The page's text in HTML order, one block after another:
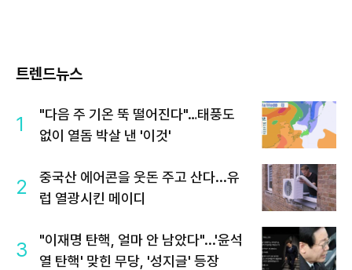
트렌드뉴스
1
"다음 주 기온 뚝 떨어진다"…태풍도
없이 열돔 박살 낸 '이것'
2
중국산 에어콘을 웃돈 주고 산다...유
럽 열광시킨 메이디
3
"이재명 탄핵, 얼마 안 남았다"...'윤석
열 탄핵' 맞힌 무당, '성지글' 등장